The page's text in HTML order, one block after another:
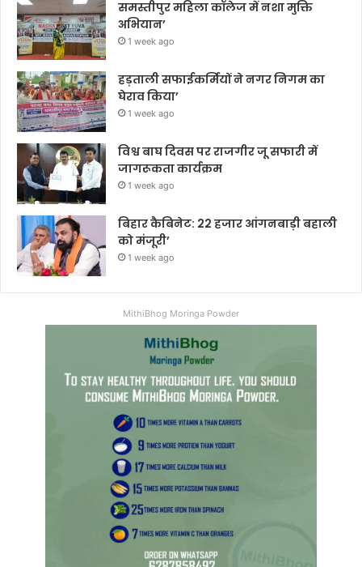
समस्तीपुर महिला कॉलेज में नशा मुक्ति
अभियान’
1 week ago
हड़ताली सफाईकर्मियों ने नगर निगम का
घेराव किया’
1 week ago
विश्व बाघ दिवस पर राजगीर जू सफारी में
जागरूकता कार्यक्रम
1 week ago
बिहार कैबिनेट: 22 हजार आंगनबाड़ी बहाली
को मंजूरी’
1 week ago
MithiBhog Moringa Powder